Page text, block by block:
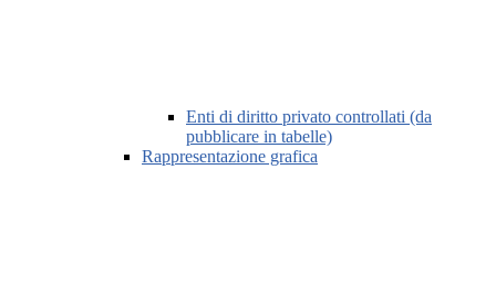
Enti di diritto privato controllati (da
pubblicare in tabelle)
Rappresentazione grafica